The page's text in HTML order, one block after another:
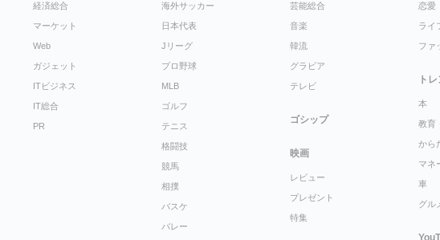
経済総合
マーケット
Web
ガジェット
ITビジネス
IT総合
PR
海外サッカー
日本代表
Jリーグ
プロ野球
MLB
ゴルフ
テニス
格闘技
競馬
相撲
バスケ
バレー
芸能総合
音楽
韓流
グラビア
テレビ
ゴシップ
映画
レビュー
プレゼント
特集
恋愛
ライ
ファ
ト
本
教育
から
マネ
車
グル